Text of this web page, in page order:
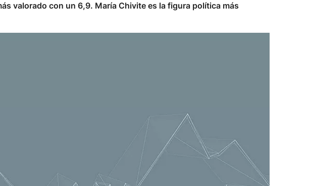
valorado con un 6,9. María Chivite es la figura política más